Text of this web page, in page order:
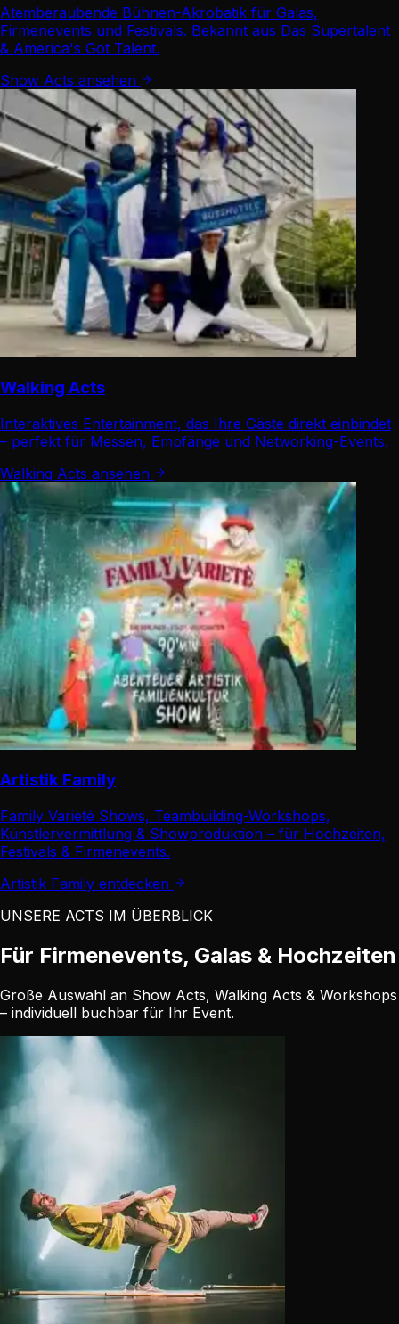
Atemberaubende Bühnen-Akrobatik für Galas,
Firmenevents und Festivals. Bekannt aus Das Supertalent
& America's Got Talent.
Show Acts ansehen
Walking Acts
Interaktives Entertainment, das Ihre Gäste direkt einbindet
– perfekt für Messen, Empfänge und Networking-Events.
Walking Acts ansehen
Artistik Family
Family Varieté Shows, Teambuilding-Workshops,
Künstlervermittlung & Showproduktion – für Hochzeiten,
Festivals & Firmenevents.
Artistik Family entdecken
UNSERE ACTS IM ÜBERBLICK
Für Firmenevents, Galas & Hochzeiten
Große Auswahl an Show Acts, Walking Acts & Workshops
– individuell buchbar für Ihr Event.